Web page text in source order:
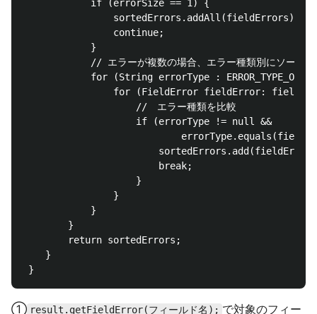
            if (errorSize == 1) {
                sortedErrors.addAll(fieldErrors);
                continue;
            }
            // エラーが複数の場合、エラー種類別にソート
for (String errorType :
for (FieldError fieldError:
                    //　エラー種類を比較
                    if (errorType != null &&
                        break;
                    }
                }
            }
        }
        return sortedErrors;
    }
① result.getFieldError(フィールド名); で対象のフィー